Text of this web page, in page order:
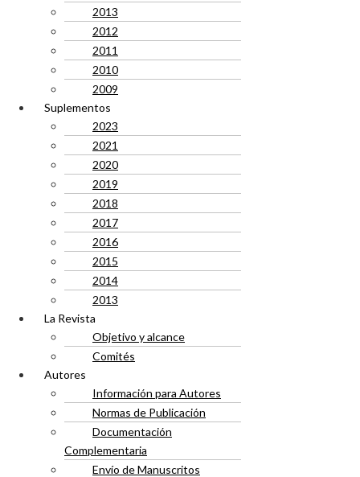
2013
2012
2011
2010
2009
Suplementos
2023
2021
2020
2019
2018
2017
2016
2015
2014
2013
La Revista
Objetivo y alcance
Comités
Autores
Información para Autores
Normas de Publicación
Documentación
Complementaria
Envío de Manuscritos